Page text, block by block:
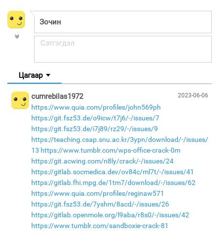
Цагаар
2023-06-06
cumrebilas1972
https://www.quia.com/profiles/john569ph
https://git.fsz53.de/o9icw/t7j6/-/issues/7
https://git.fsz53.de/i7j89/rz29/-/issues/9
https://teaching.csap.snu.ac.kr/3ypn/download/-/issues/
13 https://www.tumblr.com/wps-office-crack-0m
https://git.acwing.com/n8ly/crack/-/issues/24
https://gitlab.socmedica.dev/ov84c/ml7t/-/issues/41
https://gitlab.fhi.mpg.de/1tm7/download/-/issues/62
https://www.quia.com/profiles/reginaw571
https://git.fsz53.de/7yshm/8acd/-/issues/26
https://gitlab.openmole.org/l9aba/r8s0/-/issues/42
https://www.tumblr.com/sandboxie-crack-81